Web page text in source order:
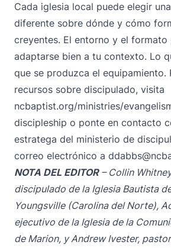
Cada iglesia local puede elegir
diferente sobre dónde y cómo
creyentes. El entorno y el formato
adaptarse bien a tu contexto. Lo
que se produzca el equipamiento.
recursos sobre discipulado, visita
ncbaptist.org/ministries/
discipleship o ponte en contacto
estratega del ministerio de
correo electrónico a
NOTA DEL EDITOR– Collin
discipulado de la Iglesia Bautista
Youngsville (Carolina del Norte),
ejecutivo de la Iglesia de la
de Marion, y Andrew Ivester,